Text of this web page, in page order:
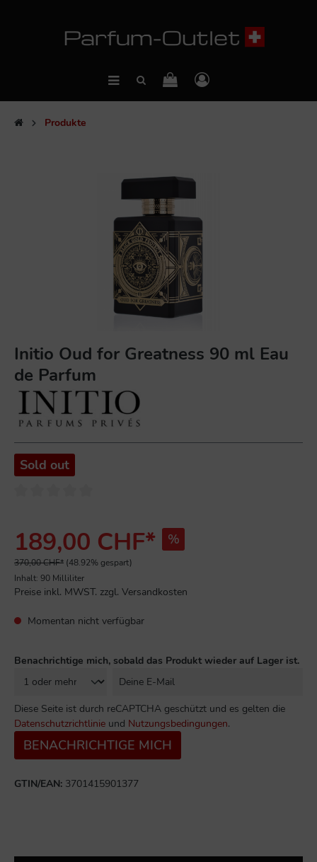
Produkte
Initio Oud for Greatness 90 ml Eau
de Parfum
Sold out
189,00 CHF* %
370,00 CHF* (48.92% gespart)
Inhalt: 90 Milliliter
Preise inkl. MWST. zzgl. Versandkosten
Momentan nicht verfügbar
Benachrichtige mich, sobald das Produkt wieder auf Lager ist.
Diese Seite ist durch reCAPTCHA geschützt und es gelten die
Datenschutzrichtlinie und Nutzungsbedingungen.
BENACHRICHTIGE MICH
GTIN/EAN: 3701415901377